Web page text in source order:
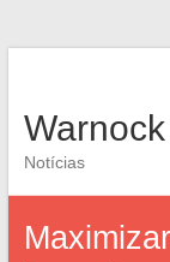
Warnock
Notícias